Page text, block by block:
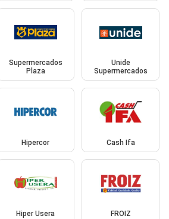
Supermercados
Plaza
Unide
Supermercados
Hipercor Cash Ifa
Hiper Usera FROIZ